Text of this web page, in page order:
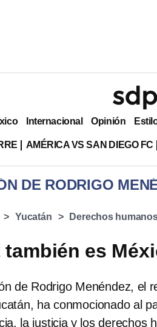
Internacional Opinión
AMÉRICA VS SAN DIEGO FC
DE RODRIGO
Yucatán Derechos
también es
de Rodrigo Menéndez, el
ha conmocionado al
la justicia y los derechos